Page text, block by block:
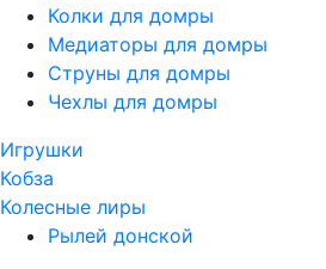
Колки для домры
Медиаторы для домры
Струны для домры
Чехлы для домры
Игрушки
Кобза
Колесные лиры
Рылей донской